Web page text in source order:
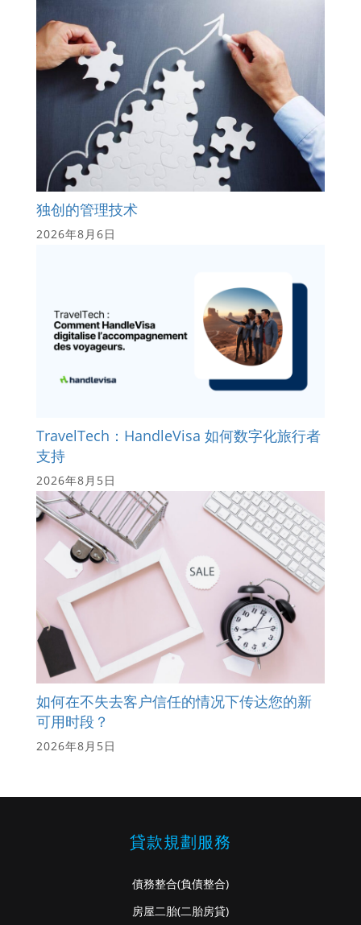
独创的管理技术
2026年8月6日
TravelTech：HandleVisa 如何数字化旅行者
支持
2026年8月5日
如何在不失去客户信任的情况下传达您的新
可用时段？
2026年8月5日
貸款規劃服務
債務整合(負債整合)
房屋二胎(二胎房貸)